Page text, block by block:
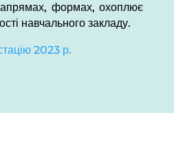
формах, охоплює
навчального закладу.
2023 р.